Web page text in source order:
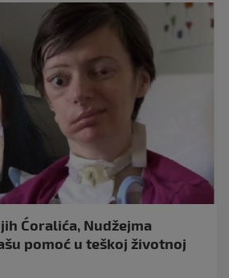
Ćoralića, Nudžejma
pomoć u teškoj životnoj